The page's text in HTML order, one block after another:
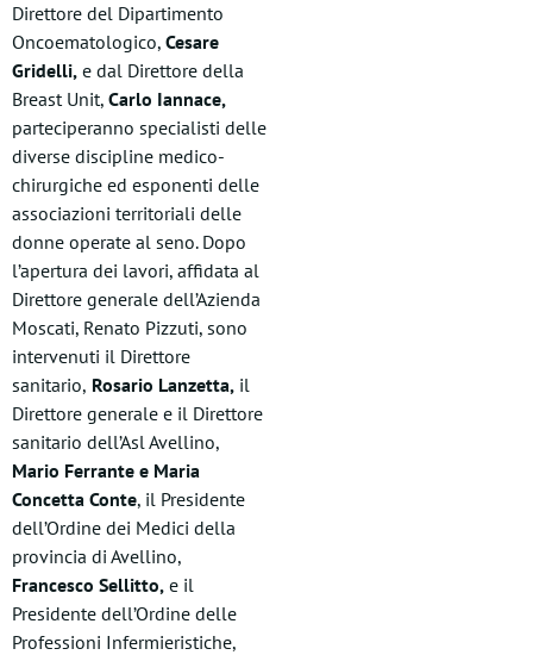
Direttore del Dipartimento
Oncoematologico, Cesare
Gridelli, e dal Direttore della
Breast Unit, Carlo Iannace,
parteciperanno specialisti delle
diverse discipline medico-
chirurgiche ed esponenti delle
associazioni territoriali delle
donne operate al seno. Dopo
l’apertura dei lavori, affidata al
Direttore generale dell’Azienda
Moscati, Renato Pizzuti, sono
intervenuti il Direttore
sanitario, Rosario Lanzetta, il
Direttore generale e il Direttore
sanitario dell’Asl Avellino,
Mario Ferrante e Maria
Concetta Conte, il Presidente
dell’Ordine dei Medici della
provincia di Avellino,
Francesco Sellitto, e il
Presidente dell’Ordine delle
Professioni Infermieristiche,